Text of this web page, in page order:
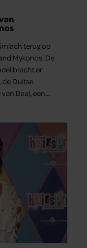
terug op
Mykonos. De
bracht er
de Duitse
Baal, een
de reis